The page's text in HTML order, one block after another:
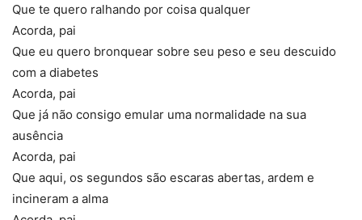
Que te quero ralhando por coisa qualquer
Acorda, pai
Que eu quero bronquear sobre seu peso e seu descuido
com a diabetes
Acorda, pai
Que já não consigo emular uma normalidade na sua
ausência
Acorda, pai
Que aqui, os segundos são escaras abertas, ardem e
incineram a alma